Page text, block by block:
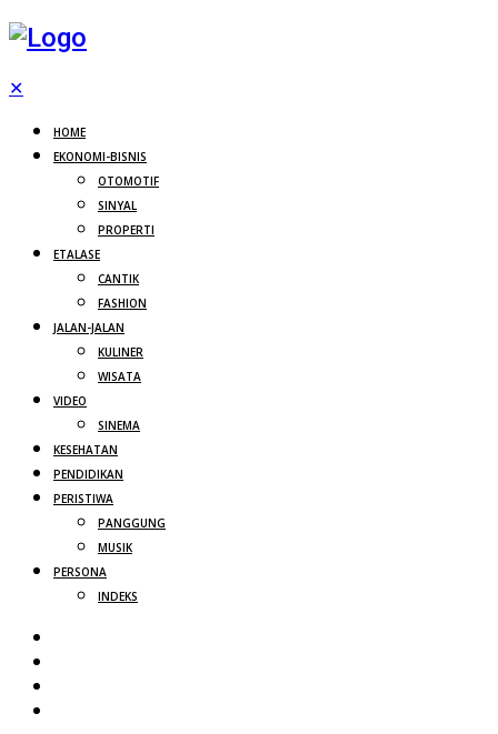
✕
HOME
EKONOMI-BISNIS
OTOMOTIF
SINYAL
PROPERTI
ETALASE
CANTIK
FASHION
JALAN-JALAN
KULINER
WISATA
VIDEO
SINEMA
KESEHATAN
PENDIDIKAN
PERISTIWA
PANGGUNG
MUSIK
PERSONA
INDEKS